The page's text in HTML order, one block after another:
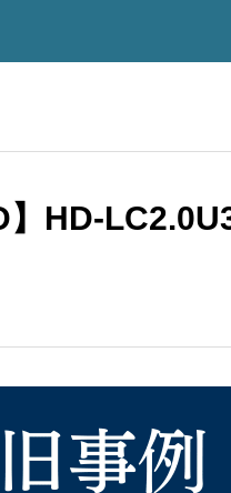
】HD-